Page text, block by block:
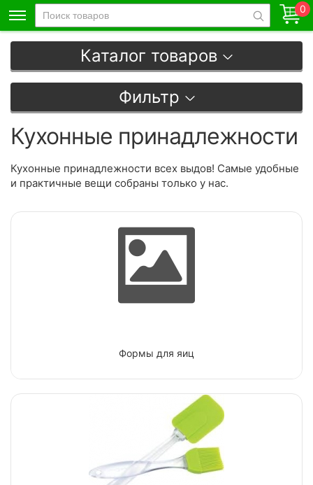
0
Каталог товаров
Фильтр
Кухонные принадлежности
Кухонные принадлежности всех выдов! Самые удобные
и практичные вещи собраны только у нас.
Формы для яиц